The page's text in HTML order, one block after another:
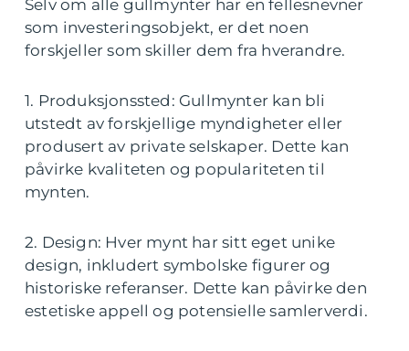
Selv om alle gullmynter har en fellesnevner
som investeringsobjekt, er det noen
forskjeller som skiller dem fra hverandre.
1. Produksjonssted: Gullmynter kan bli
utstedt av forskjellige myndigheter eller
produsert av private selskaper. Dette kan
påvirke kvaliteten og populariteten til
mynten.
2. Design: Hver mynt har sitt eget unike
design, inkludert symbolske figurer og
historiske referanser. Dette kan påvirke den
estetiske appell og potensielle samlerverdi.